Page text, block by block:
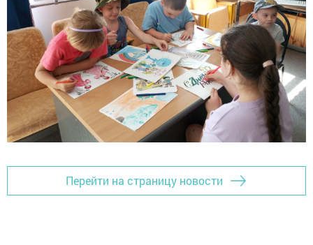
Перейти на страницу новости